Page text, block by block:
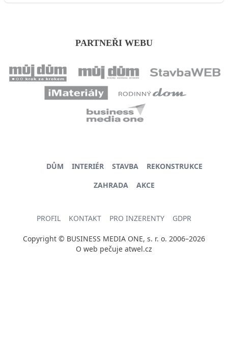
PARTNEŘI WEBU
DŮM INTERIÉR STAVBA
REKONSTRUKCE
ZAHRADA
AKCE
PROFIL KONTAKT PRO INZERENTY GDPR
Copyright © BUSINESS MEDIA ONE, s. r. o. 2006–2026